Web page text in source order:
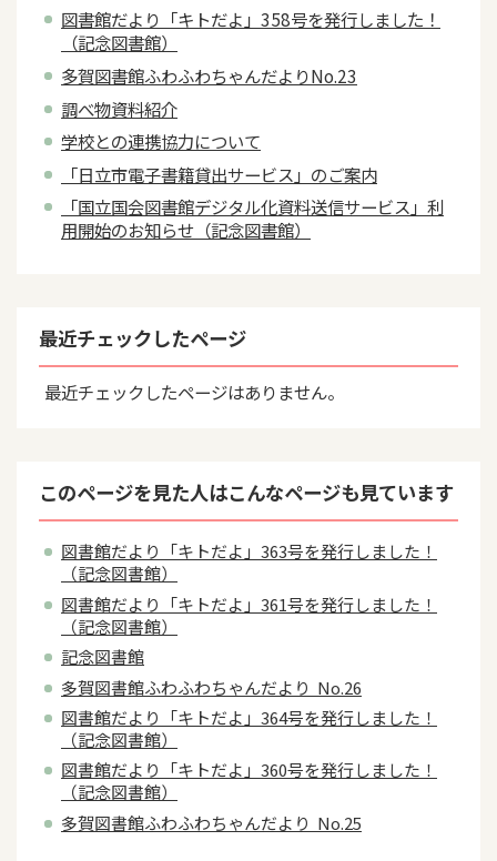
図書館だより「キトだよ」358号を発行しました！
（記念図書館）
多賀図書館ふわふわちゃんだよりNo.23
調べ物資料紹介
学校との連携協力について
「日立市電子書籍貸出サービス」のご案内
「国立国会図書館デジタル化資料送信サービス」利
用開始のお知らせ（記念図書館）
最近チェックしたページ
最近チェックしたページはありません。
このページを見た人はこんなページも見ています
図書館だより「キトだよ」363号を発行しました！
（記念図書館）
図書館だより「キトだよ」361号を発行しました！
（記念図書館）
記念図書館
多賀図書館ふわふわちゃんだより No.26
図書館だより「キトだよ」364号を発行しました！
（記念図書館）
図書館だより「キトだよ」360号を発行しました！
（記念図書館）
多賀図書館ふわふわちゃんだより No.25